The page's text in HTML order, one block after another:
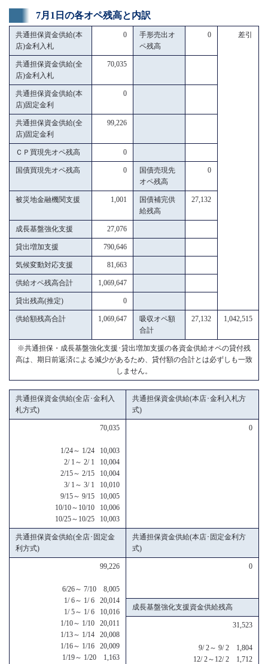
7月1日の各オペ残高と内訳
共通担保資金供給(本
店)金利入札
0
手形売出オ
ペ残高
0 差引
共通担保資金供給(全
店)金利入札
70,035
共通担保資金供給(本
店)固定金利
0
共通担保資金供給(全
店)固定金利
99,226
ＣＰ買現先オペ残高 0
国債買現先オペ残高 0
国債売現先
オペ残高
0
被災地金融機関支援 1,001
国債補完供
給残高
27,132
成長基盤強化支援 27,076
貸出増加支援 790,646
気候変動対応支援 81,663
供給オペ残高合計 1,069,647
貸出残高(推定) 0
供給額残高合計 1,069,647
吸収オペ額
合計
27,132 1,042,515
※共通担保・成長基盤強化支援･貸出増加支援の各資金供給オペの貸付残
高は、期日前返済による減少があるため、貸付額の合計とは必ずしも一致
しません。
共通担保資金供給(全店･金利入
札方式)
共通担保資金供給(本店･金利入札方
式)
70,035
1/24～ 1/24 10,003
2/ 1～ 2/ 1 10,004
2/15～ 2/15 10,004
3/ 1～ 3/ 1 10,010
9/15～ 9/15 10,005
10/10～10/10 10,006
10/25～10/25 10,003
0
共通担保資金供給(全店･固定金
利方式)
共通担保資金供給(本店･固定金利方
式)
99,226
6/26～ 7/10 8,005
1/ 6～ 1/ 6 20,014
1/ 5～ 1/ 6 10,016
1/10～ 1/10 20,011
1/13～ 1/14 20,008
1/16～ 1/16 20,009
1/19～ 1/20 1,163
0
成長基盤強化支援資金供給残高
31,523
9/ 2～ 9/ 2 1,804
12/ 2～12/ 2 1,712